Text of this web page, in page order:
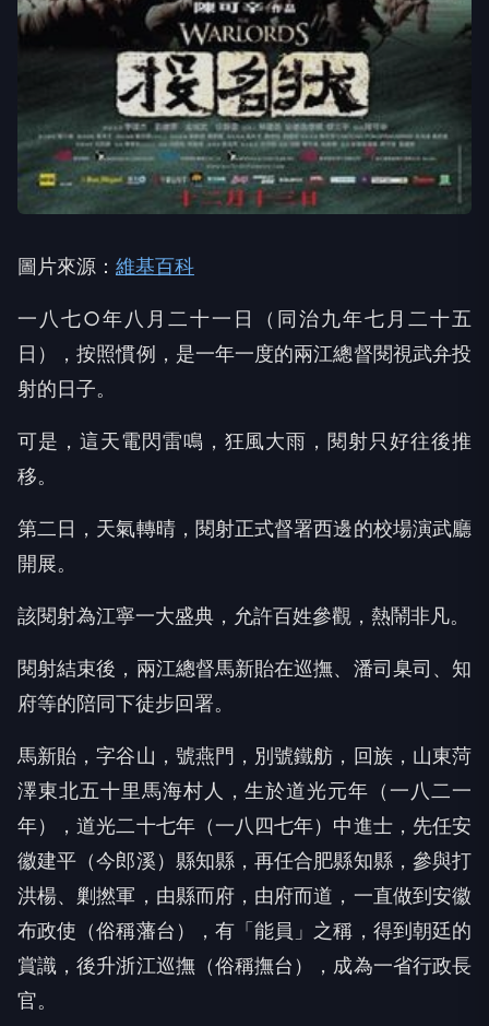
圖片來源： 維基百科
一八七○年八月二十一日（同治九年七月二十五
日），按照慣例，是一年一度的兩江總督閱視武弁投
射的日子。
可是，這天電閃雷鳴，狂風大雨，閱射只好往後推
移。
第二日，天氣轉晴，閱射正式督署西邊的校場演武廳
開展。
該閱射為江寧一大盛典，允許百姓參觀，熱鬧非凡。
閱射結束後，兩江總督馬新貽在巡撫、潘司臬司、知
府等的陪同下徒步回署。
馬新貽，字谷山，號燕門，別號鐵舫，回族，山東菏
澤東北五十里馬海村人，生於道光元年（一八二一
年），道光二十七年（一八四七年）中進士，先任安
徽建平（今郎溪）縣知縣，再任合肥縣知縣，參與打
洪楊、剿撚軍，由縣而府，由府而道，一直做到安徽
布政使（俗稱藩台），有「能員」之稱，得到朝廷的
賞識，後升浙江巡撫（俗稱撫台），成為一省行政長
官。